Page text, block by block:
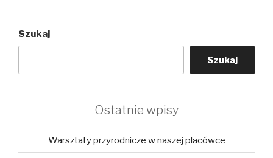
Szukaj
Szukaj
Ostatnie wpisy
Warsztaty przyrodnicze w naszej placówce